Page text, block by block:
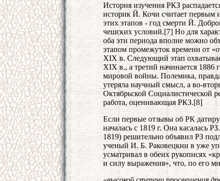
История изучения РКЗ
историк Й. Кочи считает первым
этих этапов - год смерти Й.
чешских условий.[7] Но для
оба эти периода вполне можно
этапом промежуток времени от
XIX в. Следующий этап
XIX в., а третий начинается 1886
мировой войны. Полемика,
утеряла научный смысл, а во-
Октябрьской Социалистической
работа, оценивающая РКЗ.[8]
Если первые отзывы об РК
началась с 1819 г. Она касалась
1819) решительно объявил РЗ
ученый И. Б. Раковецкии в уже
усматривал в обеих рукописях
и силу выражения», что, по его